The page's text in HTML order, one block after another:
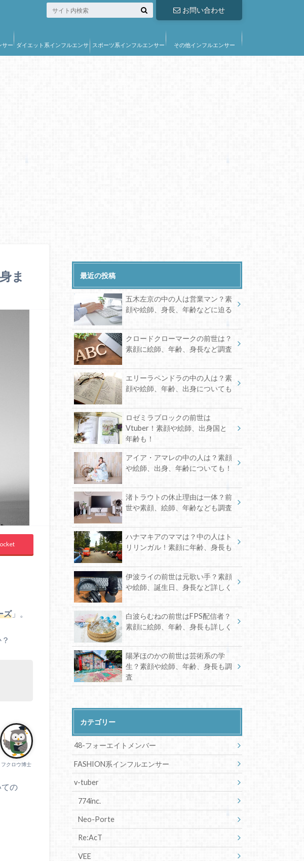
お問い合わせ
サー ダイエット系インフルエンサ スポーツ系インフルエンサー その他インフルエンサー
ま
ズ」。
フクロウ博士
の
最近の投稿
五木左京の中の人は営業マン？素
顔や絵師、身長、年齢などに迫る
クロードクローマークの前世は？
素顔に絵師、年齢、身長など調査
エリーラペンドラの中の人は？素
顔や絵師、年齢、出身についても
ロゼミラブロックの前世は
Vtuber！素顔や絵師、出身国と
年齢も！
アイア・アマレの中の人は？素顔
や絵師、出身、年齢についても！
渚トラウトの休止理由は一体？前
世や素顔、絵師、年齢なども調査
ハナマキアのママは？中の人はト
リリンガル！素顔に年齢、身長も
伊波ライの前世は元歌い手？素顔
や絵師、誕生日、身長など詳しく
白波らむねの前世はFPS配信者？
素顔に絵師、年齢、身長も詳しく
陽茅ほのかの前世は芸術系の学
生？素顔や絵師、年齢、身長も調
査
カテゴリー
48-フォーエイトメンバー
FASHION系インフルエンサー
v-tuber
774inc.
Neo-Porte
Re:AcT
VEE